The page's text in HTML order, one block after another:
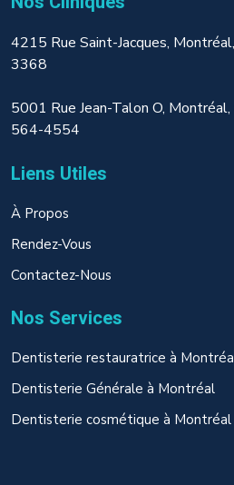
4215 Rue Saint-Jacques,
3368
5001 Rue Jean-Talon O,
564-4554
Liens Utiles
À Propos
Rendez-Vous
Contactez-Nous
Nos Services
Dentisterie restauratrice à
Dentisterie Générale à Montréal
Dentisterie cosmétique à Montréal